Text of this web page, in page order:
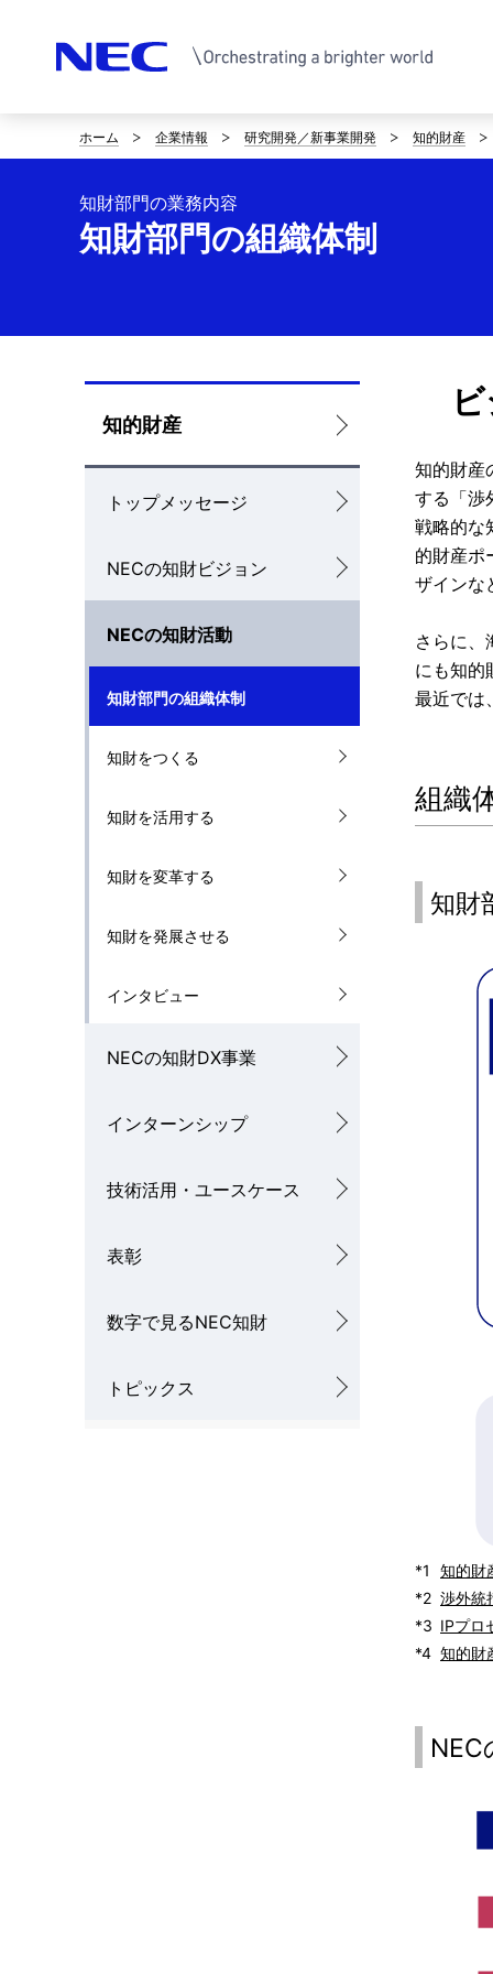
サ
イ
ト
ホーム 企業情報 研究開発／新事業開発 知的財産
知財部門の組織体制
知財部門の業務内容
ロ
ー
ル
ナ
ビ
ゲ
ー
シ
ョ
知的財産
トップメッセージ
NECの知財ビジョン
NECの知財活動
知財部門の組織体制
知財をつくる
知財を活用する
知財を変革する
知財を発展させる
インタビュー
NECの知財DX事業
インターンシップ
技術活用・ユースケース
表彰
数字で見るNEC知財
トピックス
知的財産
する「渉
戦略的な
的財産ポ
ザインな
さらに、
にも知的
最近では
組織
知財
*1
知的財
*2 渉外統
*3 IPプロ
*4 知的財
NEC